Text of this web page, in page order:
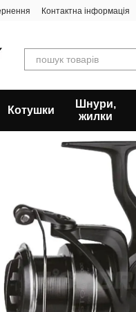
Контактна інформація
Котушки
Шнури,
жилки